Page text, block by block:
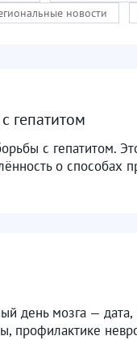
новости
гепатитом
с гепатитом.
о
день мозга — дата,
профилактике